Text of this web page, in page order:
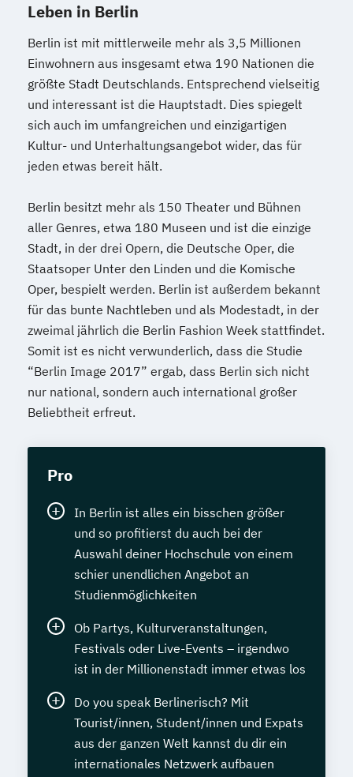
Leben in Berlin
Berlin ist mit mittlerweile mehr als 3,5 Millionen
Einwohnern aus insgesamt etwa 190 Nationen die
größte Stadt Deutschlands. Entsprechend vielseitig
und interessant ist die Hauptstadt. Dies spiegelt
sich auch im umfangreichen und einzigartigen
Kultur- und Unterhaltungsangebot wider, das für
jeden etwas bereit hält.
Berlin besitzt mehr als 150 Theater und Bühnen
aller Genres, etwa 180 Museen und ist die einzige
Stadt, in der drei Opern, die Deutsche Oper, die
Staatsoper Unter den Linden und die Komische
Oper, bespielt werden. Berlin ist außerdem bekannt
für das bunte Nachtleben und als Modestadt, in der
zweimal jährlich die Berlin Fashion Week stattfindet.
Somit ist es nicht verwunderlich, dass die Studie
“Berlin Image 2017” ergab, dass Berlin sich nicht
nur national, sondern auch international großer
Beliebtheit erfreut.
Pro
In Berlin ist alles ein bisschen größer
und so profitierst du auch bei der
Auswahl deiner Hochschule von einem
schier unendlichen Angebot an
Studienmöglichkeiten
Ob Partys, Kulturveranstaltungen,
Festivals oder Live-Events – irgendwo
ist in der Millionenstadt immer etwas los
Do you speak Berlinerisch? Mit
Tourist/innen, Student/innen und Expats
aus der ganzen Welt kannst du dir ein
internationales Netzwerk aufbauen